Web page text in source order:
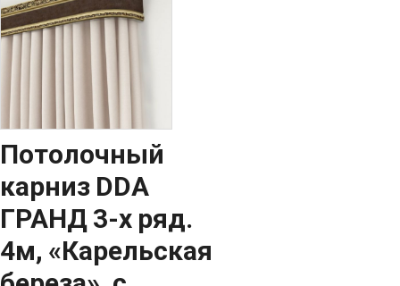
Потолочный
карниз DDA
ГРАНД 3-х ряд.
4м, «Карельская